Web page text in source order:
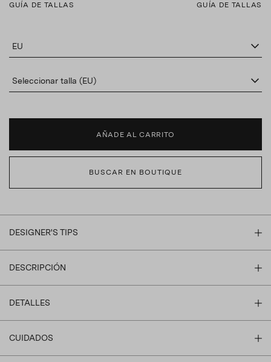
GUÍA DE TALLAS GUÍA DE TALLAS
EU
Seleccionar talla (EU)
AÑADE AL CARRITO
BUSCAR EN BOUTIQUE
DESIGNER'S TIPS
DESCRIPCIÓN
DETALLES
CUIDADOS